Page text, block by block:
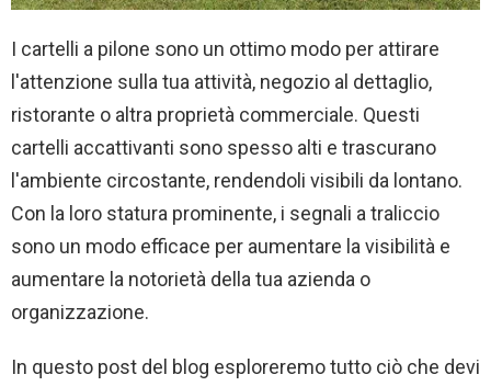
I cartelli a pilone sono un ottimo modo per attirare
l'attenzione sulla tua attività, negozio al dettaglio,
ristorante o altra proprietà commerciale. Questi
cartelli accattivanti sono spesso alti e trascurano
l'ambiente circostante, rendendoli visibili da lontano.
Con la loro statura prominente, i segnali a traliccio
sono un modo efficace per aumentare la visibilità e
aumentare la notorietà della tua azienda o
organizzazione.
In questo post del blog esploreremo tutto ciò che devi